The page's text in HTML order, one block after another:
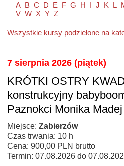
A B C D E F G H J K L
V W X Y Z
Wszystkie kursy podzielone na
7 sierpnia 2026 (piątek)
KRÓTKI OSTRY
konstrukcyjny
Paznokci Monika Madej
Miejsce: Zabierzów
Czas trwania: 10 h
Cena: 900,00 PLN brutto
Termin: 07.08.2026 do